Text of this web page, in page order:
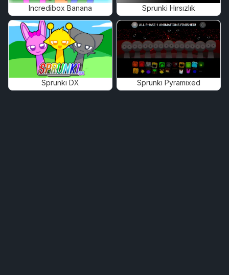
Incredibox Banana Sprunki Hırsızlık
Sprunki DX Sprunki Pyramixed